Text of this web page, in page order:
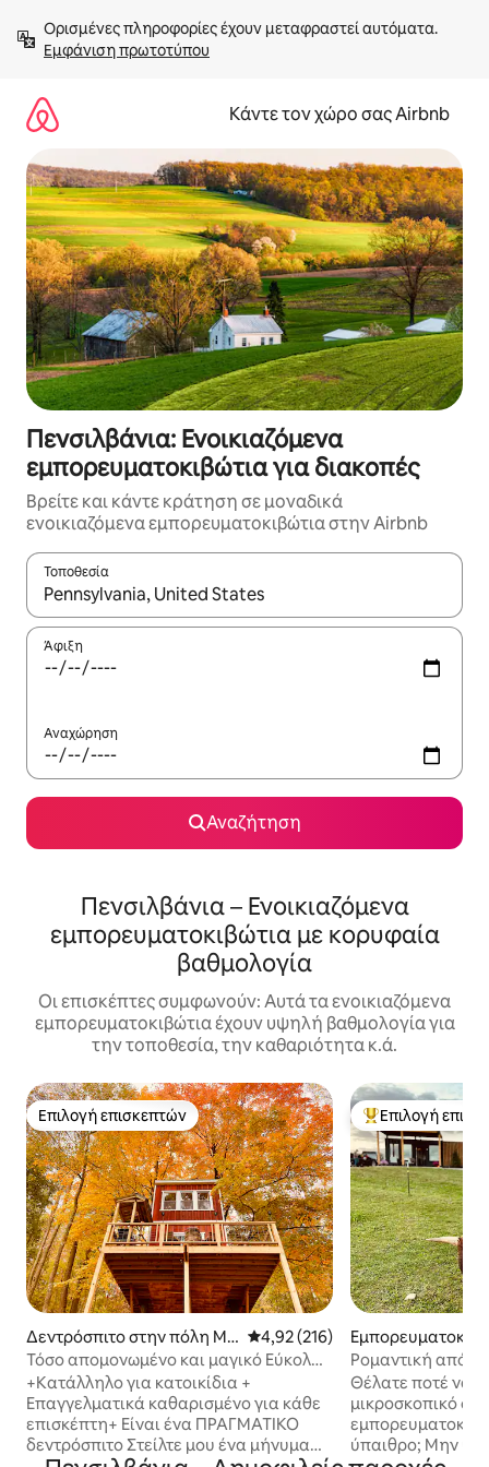
στο
περιεχόμενοΕμφάνιση πρωτοτύπου
Κάντε τον χώρο σας Airbnb
Πενσιλβάνια: Ενοικιαζόμενα
εμπορευματοκιβώτια για διακοπές
Βρείτε και κάντε κράτηση σε μοναδικά
ενοικιαζόμενα εμπορευματοκιβώτια στην Airbnb
Τοποθεσία
Όταν τα αποτελέσματα είναι διαθέσιμα, μπορείτε να
Άφιξη
Αναχώρηση
Αναζήτηση
Πενσιλβάνια – Ενοικιαζόμενα
εμπορευματοκιβώτια με κορυφαία
βαθμολογία
Οι επισκέπτες συμφωνούν: Αυτά τα ενοικιαζόμενα
εμπορευματοκιβώτια έχουν υψηλή βαθμολογία για
την τοποθεσία, την καθαριότητα κ.ά.
Επιλογή επισκεπτών
Επιλογή επισκεπτών
Δεντρόσπιτο στην πόλη Me
hoopany
Μέση βαθμολογία: 4,92 στα 5,
4,92 (216)
Τόσο απομονωμένο και μαγικό Εύκολη
πρόσβαση και φιλικό προς τα
κατοικίδια
+Κατάλληλο για κατοικίδια +
Επαγγελματικά καθαρισμένο για κάθε
επισκέπτη+ Είναι ένα ΠΡΑΓΜΑΤΙΚΌ
δεντρόσπιτο Στείλτε μου ένα μήνυμα
Κορυφαία
Επιλογή
πόλη Pine Grove
Ρομαντική
πευκοδάσος!
Θέλατε ποτέ να
μικροσκοπικό
ύπαιθρο; Μην